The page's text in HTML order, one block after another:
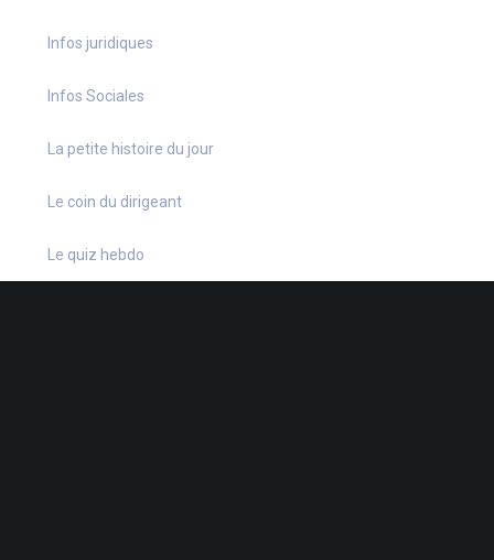
Infos juridiques
Infos Sociales
La petite histoire du jour
Le coin du dirigeant
Le quiz hebdo